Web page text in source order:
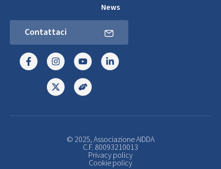
News
Contattaci
© 2025, Associazione AIDDA
C.F. 80093210013
Privacy policy
Cookie policy